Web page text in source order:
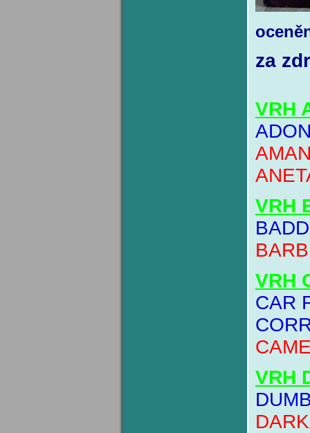
za
VRH
VRH
VRH
CAR
VRH